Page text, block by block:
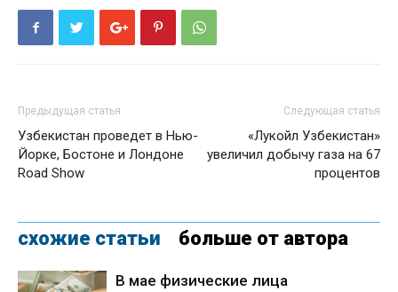
Предыдущая статья
Узбекистан проведет в Нью-
Йорке, Бостоне и Лондоне
Road Show
Следующая статья
«Лукойл Узбекистан»
увеличил добычу газа на 67
процентов
схожие статьи больше от автора
В мае физические лица